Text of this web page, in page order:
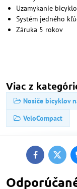
Uzamykanie
Systém jedného
Záruka 5 rokov
Viac z
Nosiče bicyklov
VeloCompact
Facebook